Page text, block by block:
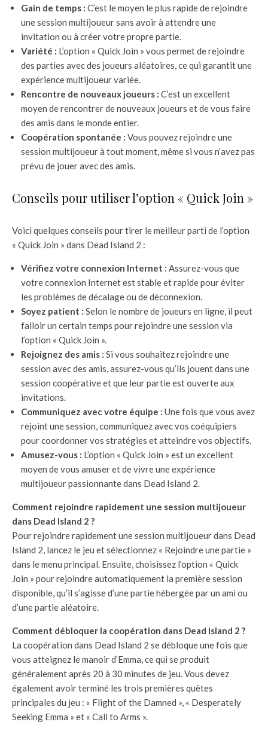
Gain de temps : C’est le moyen le plus rapide de rejoindre
une session multijoueur sans avoir à attendre une
invitation ou à créer votre propre partie.
Variété : L’option « Quick Join » vous permet de rejoindre
des parties avec des joueurs aléatoires, ce qui garantit une
expérience multijoueur variée.
Rencontre de nouveaux joueurs : C’est un excellent
moyen de rencontrer de nouveaux joueurs et de vous faire
des amis dans le monde entier.
Coopération spontanée : Vous pouvez rejoindre une
session multijoueur à tout moment, même si vous n’avez pas
prévu de jouer avec des amis.
Conseils pour utiliser l’option « Quick Join »
Voici quelques conseils pour tirer le meilleur parti de l’option
« Quick Join » dans Dead Island 2 :
Vérifiez votre connexion Internet : Assurez-vous que
votre connexion Internet est stable et rapide pour éviter
les problèmes de décalage ou de déconnexion.
Soyez patient : Selon le nombre de joueurs en ligne, il peut
falloir un certain temps pour rejoindre une session via
l’option « Quick Join ».
Rejoignez des amis : Si vous souhaitez rejoindre une
session avec des amis, assurez-vous qu’ils jouent dans une
session coopérative et que leur partie est ouverte aux
invitations.
Communiquez avec votre équipe : Une fois que vous avez
rejoint une session, communiquez avec vos coéquipiers
pour coordonner vos stratégies et atteindre vos objectifs.
Amusez-vous : L’option « Quick Join » est un excellent
moyen de vous amuser et de vivre une expérience
multijoueur passionnante dans Dead Island 2.
Comment rejoindre rapidement une session multijoueur
dans Dead Island 2 ?
Pour rejoindre rapidement une session multijoueur dans Dead
Island 2, lancez le jeu et sélectionnez « Rejoindre une partie »
dans le menu principal. Ensuite, choisissez l’option « Quick
Join » pour rejoindre automatiquement la première session
disponible, qu’il s’agisse d’une partie hébergée par un ami ou
d’une partie aléatoire.
Comment débloquer la coopération dans Dead Island 2 ?
La coopération dans Dead Island 2 se débloque une fois que
vous atteignez le manoir d’Emma, ce qui se produit
généralement après 20 à 30 minutes de jeu. Vous devez
également avoir terminé les trois premières quêtes
principales du jeu : « Flight of the Damned », « Desperately
Seeking Emma » et « Call to Arms ».